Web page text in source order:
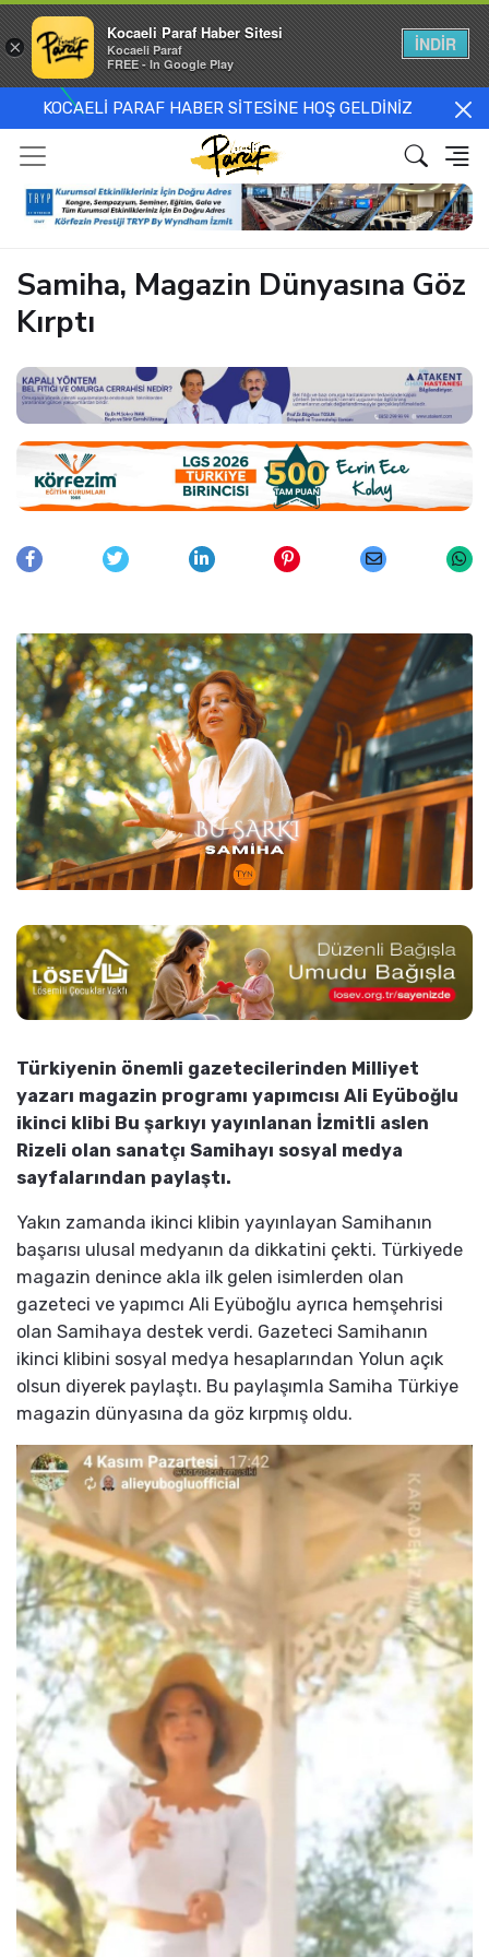
KOCAELİ PARAF HABER SİTESİNE HOŞ GELDİNİZ
Samiha, Magazin Dünyasına Göz
Kırptı
Türkiyenin önemli gazetecilerinden Milliyet
yazarı magazin programı yapımcısı Ali Eyüboğlu
ikinci klibi Bu şarkıyı yayınlanan İzmitli aslen
Rizeli olan sanatçı Samihayı sosyal medya
sayfalarından paylaştı.
Yakın zamanda ikinci klibin yayınlayan Samihanın
başarısı ulusal medyanın da dikkatini çekti. Türkiyede
magazin denince akla ilk gelen isimlerden olan
gazeteci ve yapımcı Ali Eyüboğlu ayrıca hemşehrisi
olan Samihaya destek verdi. Gazeteci Samihanın
ikinci klibini sosyal medya hesaplarından Yolun açık
olsun diyerek paylaştı. Bu paylaşımla Samiha Türkiye
magazin dünyasına da göz kırpmış oldu.
×
Kocaeli Paraf Haber Sitesi
Kocaeli Paraf
FREE - In Google Play
İNDİR